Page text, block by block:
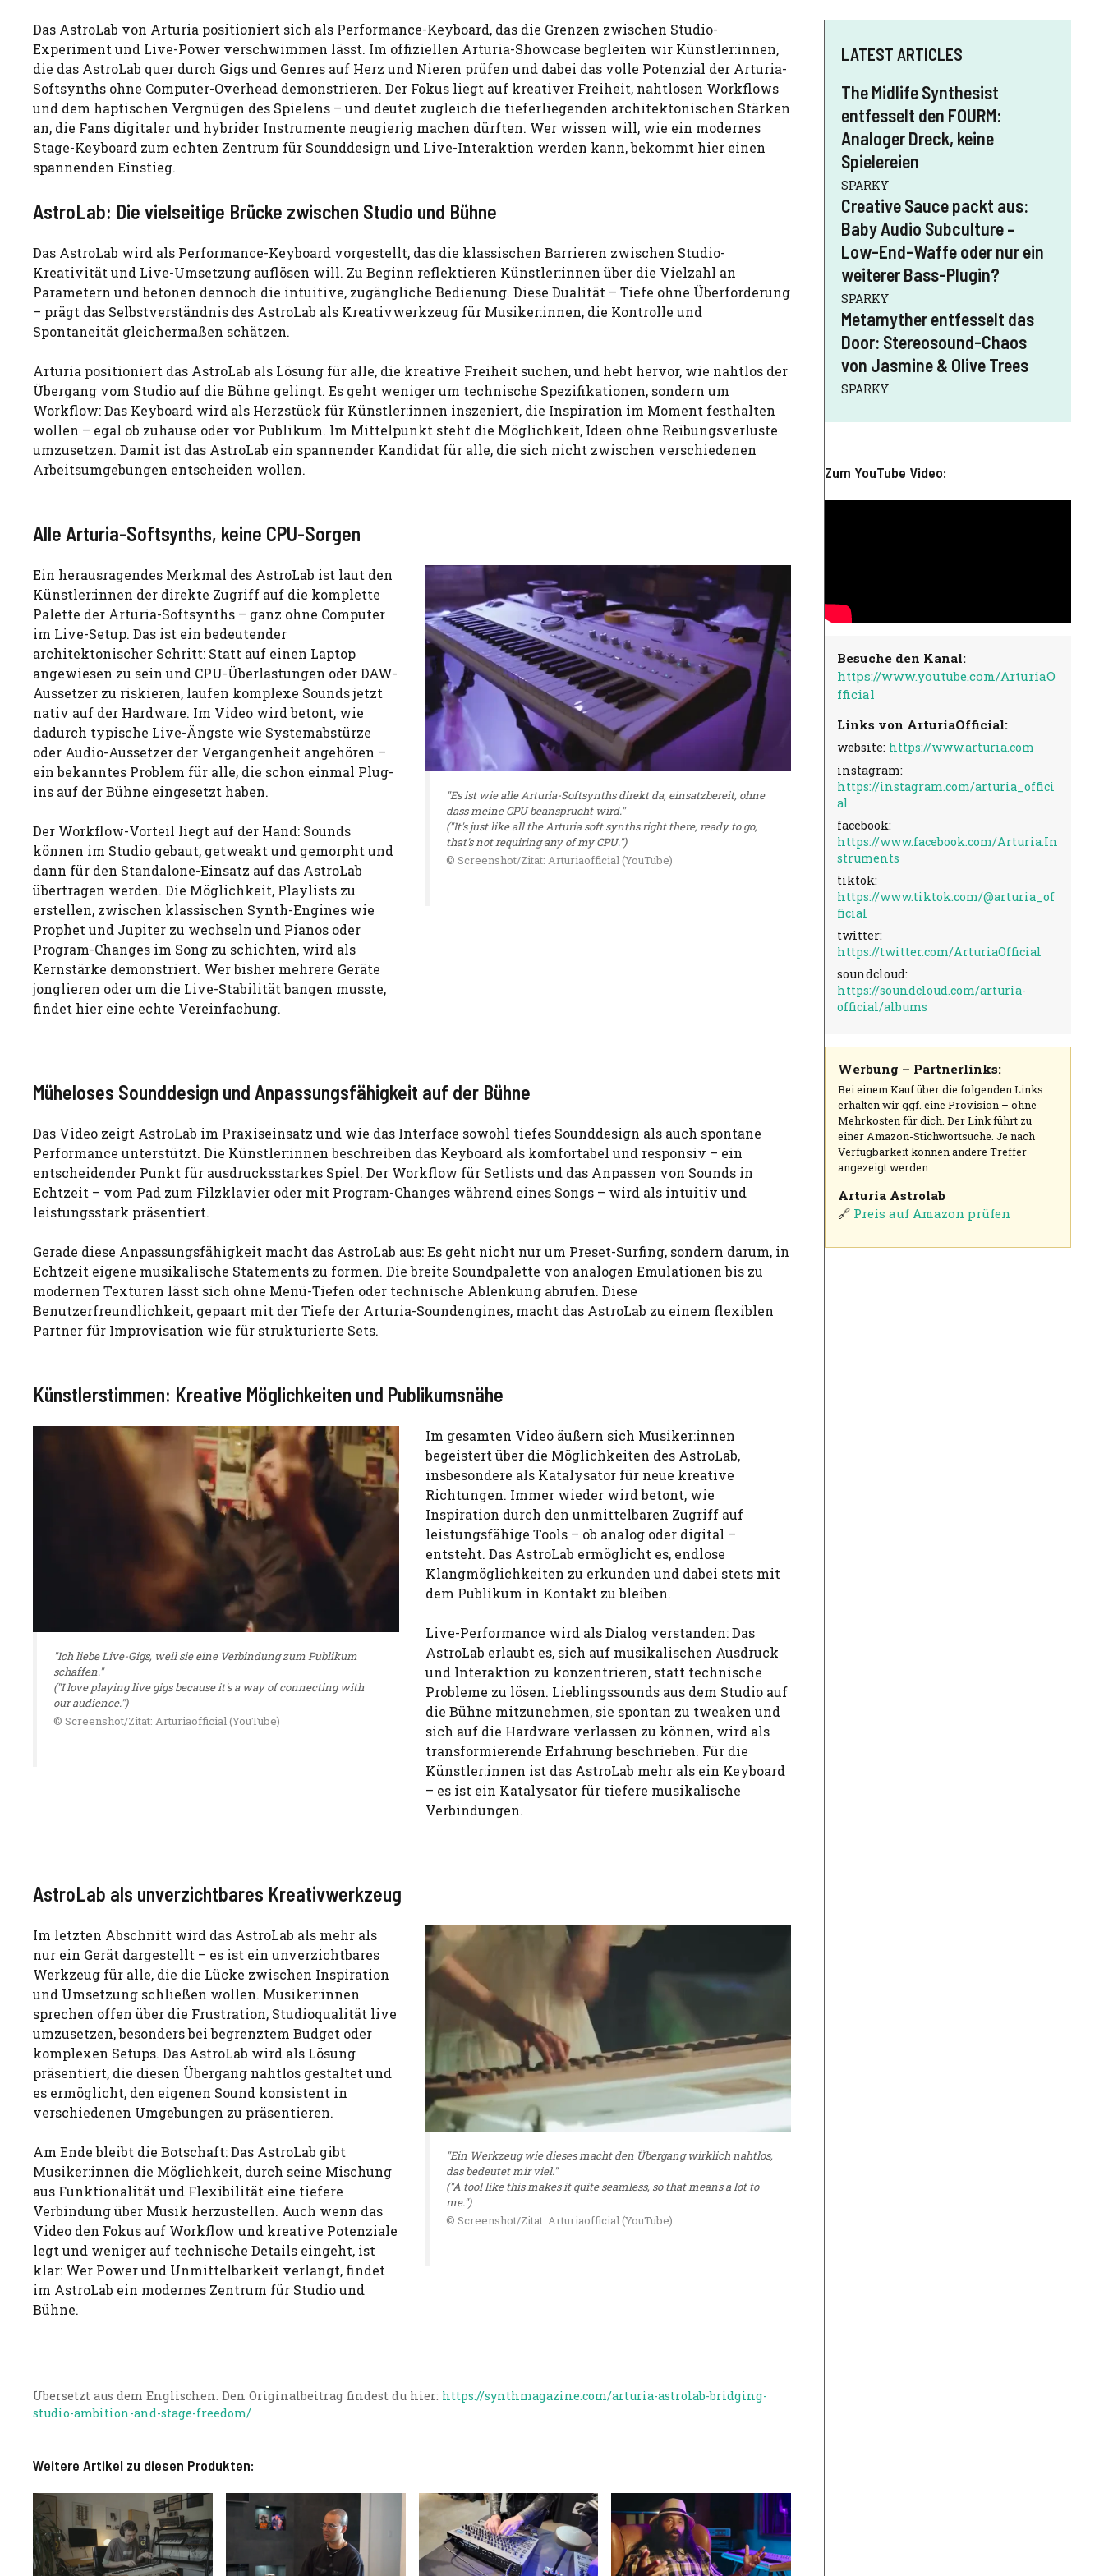
Das AstroLab von Arturia positioniert sich als Performance-Keyboard, das die Grenzen zwischen Studio-
Experiment und Live-Power verschwimmen lässt. Im offiziellen Arturia-Showcase begleiten wir Künstler:innen,
die das AstroLab quer durch Gigs und Genres auf Herz und Nieren prüfen und dabei das volle Potenzial der Arturia-
Softsynths ohne Computer-Overhead demonstrieren. Der Fokus liegt auf kreativer Freiheit, nahtlosen Workflows
und dem haptischen Vergnügen des Spielens – und deutet zugleich die tieferliegenden architektonischen Stärken
an, die Fans digitaler und hybrider Instrumente neugierig machen dürften. Wer wissen will, wie ein modernes
Stage-Keyboard zum echten Zentrum für Sounddesign und Live-Interaktion werden kann, bekommt hier einen
spannenden Einstieg.
AstroLab: Die vielseitige Brücke zwischen Studio und Bühne
Das AstroLab wird als Performance-Keyboard vorgestellt, das die klassischen Barrieren zwischen Studio-
Kreativität und Live-Umsetzung auflösen will. Zu Beginn reflektieren Künstler:innen über die Vielzahl an
Parametern und betonen dennoch die intuitive, zugängliche Bedienung. Diese Dualität – Tiefe ohne Überforderung
– prägt das Selbstverständnis des AstroLab als Kreativwerkzeug für Musiker:innen, die Kontrolle und
Spontaneität gleichermaßen schätzen.
Arturia positioniert das AstroLab als Lösung für alle, die kreative Freiheit suchen, und hebt hervor, wie nahtlos der
Übergang vom Studio auf die Bühne gelingt. Es geht weniger um technische Spezifikationen, sondern um
Workflow: Das Keyboard wird als Herzstück für Künstler:innen inszeniert, die Inspiration im Moment festhalten
wollen – egal ob zuhause oder vor Publikum. Im Mittelpunkt steht die Möglichkeit, Ideen ohne Reibungsverluste
umzusetzen. Damit ist das AstroLab ein spannender Kandidat für alle, die sich nicht zwischen verschiedenen
Arbeitsumgebungen entscheiden wollen.
Alle Arturia-Softsynths, keine CPU-Sorgen
Ein herausragendes Merkmal des AstroLab ist laut den
Künstler:innen der direkte Zugriff auf die komplette
Palette der Arturia-Softsynths – ganz ohne Computer
im Live-Setup. Das ist ein bedeutender
architektonischer Schritt: Statt auf einen Laptop
angewiesen zu sein und CPU-Überlastungen oder DAW-
Aussetzer zu riskieren, laufen komplexe Sounds jetzt
nativ auf der Hardware. Im Video wird betont, wie
dadurch typische Live-Ängste wie Systemabstürze
oder Audio-Aussetzer der Vergangenheit angehören –
ein bekanntes Problem für alle, die schon einmal Plug-
ins auf der Bühne eingesetzt haben.
Der Workflow-Vorteil liegt auf der Hand: Sounds
können im Studio gebaut, getweakt und gemorpht und
dann für den Standalone-Einsatz auf das AstroLab
übertragen werden. Die Möglichkeit, Playlists zu
erstellen, zwischen klassischen Synth-Engines wie
Prophet und Jupiter zu wechseln und Pianos oder
Program-Changes im Song zu schichten, wird als
Kernstärke demonstriert. Wer bisher mehrere Geräte
jonglieren oder um die Live-Stabilität bangen musste,
findet hier eine echte Vereinfachung.
"Es ist wie alle Arturia-Softsynths direkt da, einsatzbereit, ohne
dass meine CPU beansprucht wird."
("It's just like all the Arturia soft synths right there, ready to go,
that's not requiring any of my CPU.")
© Screenshot/Zitat: Arturiaofficial (YouTube)
Müheloses Sounddesign und Anpassungsfähigkeit auf der Bühne
Das Video zeigt AstroLab im Praxiseinsatz und wie das Interface sowohl tiefes Sounddesign als auch spontane
Performance unterstützt. Die Künstler:innen beschreiben das Keyboard als komfortabel und responsiv – ein
entscheidender Punkt für ausdrucksstarkes Spiel. Der Workflow für Setlists und das Anpassen von Sounds in
Echtzeit – vom Pad zum Filzklavier oder mit Program-Changes während eines Songs – wird als intuitiv und
leistungsstark präsentiert.
Gerade diese Anpassungsfähigkeit macht das AstroLab aus: Es geht nicht nur um Preset-Surfing, sondern darum, in
Echtzeit eigene musikalische Statements zu formen. Die breite Soundpalette von analogen Emulationen bis zu
modernen Texturen lässt sich ohne Menü-Tiefen oder technische Ablenkung abrufen. Diese
Benutzerfreundlichkeit, gepaart mit der Tiefe der Arturia-Soundengines, macht das AstroLab zu einem flexiblen
Partner für Improvisation wie für strukturierte Sets.
Künstlerstimmen: Kreative Möglichkeiten und Publikumsnähe
"Ich liebe Live-Gigs, weil sie eine Verbindung zum Publikum
schaffen."
("I love playing live gigs because it's a way of connecting with
our audience.")
© Screenshot/Zitat: Arturiaofficial (YouTube)
Im gesamten Video äußern sich Musiker:innen
begeistert über die Möglichkeiten des AstroLab,
insbesondere als Katalysator für neue kreative
Richtungen. Immer wieder wird betont, wie
Inspiration durch den unmittelbaren Zugriff auf
leistungsfähige Tools – ob analog oder digital –
entsteht. Das AstroLab ermöglicht es, endlose
Klangmöglichkeiten zu erkunden und dabei stets mit
dem Publikum in Kontakt zu bleiben.
Live-Performance wird als Dialog verstanden: Das
AstroLab erlaubt es, sich auf musikalischen Ausdruck
und Interaktion zu konzentrieren, statt technische
Probleme zu lösen. Lieblingssounds aus dem Studio auf
die Bühne mitzunehmen, sie spontan zu tweaken und
sich auf die Hardware verlassen zu können, wird als
transformierende Erfahrung beschrieben. Für die
Künstler:innen ist das AstroLab mehr als ein Keyboard
– es ist ein Katalysator für tiefere musikalische
Verbindungen.
AstroLab als unverzichtbares Kreativwerkzeug
Im letzten Abschnitt wird das AstroLab als mehr als
nur ein Gerät dargestellt – es ist ein unverzichtbares
Werkzeug für alle, die die Lücke zwischen Inspiration
und Umsetzung schließen wollen. Musiker:innen
sprechen offen über die Frustration, Studioqualität live
umzusetzen, besonders bei begrenztem Budget oder
komplexen Setups. Das AstroLab wird als Lösung
präsentiert, die diesen Übergang nahtlos gestaltet und
es ermöglicht, den eigenen Sound konsistent in
verschiedenen Umgebungen zu präsentieren.
Am Ende bleibt die Botschaft: Das AstroLab gibt
Musiker:innen die Möglichkeit, durch seine Mischung
aus Funktionalität und Flexibilität eine tiefere
Verbindung über Musik herzustellen. Auch wenn das
Video den Fokus auf Workflow und kreative Potenziale
legt und weniger auf technische Details eingeht, ist
klar: Wer Power und Unmittelbarkeit verlangt, findet
im AstroLab ein modernes Zentrum für Studio und
Bühne.
"Ein Werkzeug wie dieses macht den Übergang wirklich nahtlos,
das bedeutet mir viel."
("A tool like this makes it quite seamless, so that means a lot to
me.")
© Screenshot/Zitat: Arturiaofficial (YouTube)
Übersetzt aus dem Englischen. Den Originalbeitrag findest du hier: https://synthmagazine.com/arturia-astrolab-bridging-
studio-ambition-and-stage-freedom/
Weitere Artikel zu diesen Produkten:
LATEST ARTICLES
The Midlife Synthesist
entfesselt den FOURM:
Analoger Dreck, keine
Spielereien
SPARKY
Creative Sauce packt aus:
Baby Audio Subculture –
Low-End-Waffe oder nur ein
weiterer Bass-Plugin?
SPARKY
Metamyther entfesselt das
Door: Stereosound-Chaos
von Jasmine & Olive Trees
SPARKY
Zum YouTube Video:
Besuche den Kanal:
https://www.youtube.com/ArturiaO
fficial
Links von ArturiaOfficial:
website: https://www.arturia.com
instagram:
https://instagram.com/arturia_offici
al
facebook:
https://www.facebook.com/Arturia.In
struments
tiktok:
https://www.tiktok.com/@arturia_of
ficial
twitter:
https://twitter.com/ArturiaOfficial
soundcloud:
https://soundcloud.com/arturia-
official/albums
Werbung – Partnerlinks:
Bei einem Kauf über die folgenden Links
erhalten wir ggf. eine Provision – ohne
Mehrkosten für dich. Der Link führt zu
einer Amazon-Stichwortsuche. Je nach
Verfügbarkeit können andere Treffer
angezeigt werden.
Arturia Astrolab
🔗 Preis auf Amazon prüfen